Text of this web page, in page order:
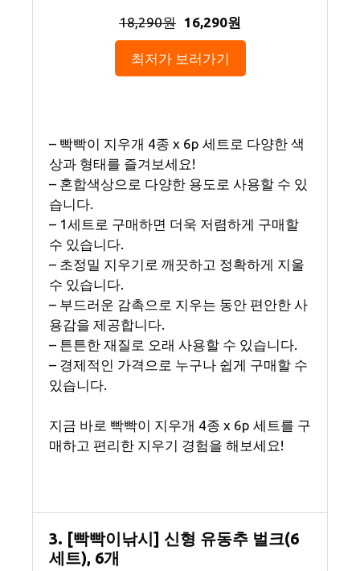
18,290원 16,290원
최저가 보러가기
– 빡빡이 지우개 4종 x 6p 세트로 다양한 색
상과 형태를 즐겨보세요!
– 혼합색상으로 다양한 용도로 사용할 수 있
습니다.
– 1세트로 구매하면 더욱 저렴하게 구매할
수 있습니다.
– 초정밀 지우기로 깨끗하고 정확하게 지울
수 있습니다.
– 부드러운 감촉으로 지우는 동안 편안한 사
용감을 제공합니다.
– 튼튼한 재질로 오래 사용할 수 있습니다.
– 경제적인 가격으로 누구나 쉽게 구매할 수
있습니다.
지금 바로 빡빡이 지우개 4종 x 6p 세트를 구
매하고 편리한 지우기 경험을 해보세요!
3. [빡빡이낚시] 신형 유동추 벌크(6
세트), 6개